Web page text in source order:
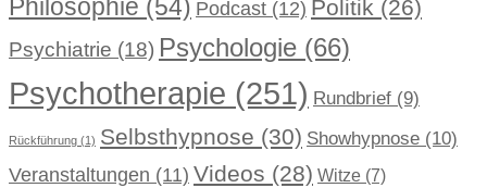
Philosophie (54) Podcast (12) Politik (26)
Psychiatrie (18) Psychologie (66)
Psychotherapie (251) Rundbrief (9)
Rückführung (1) Selbsthypnose (30) Showhypnose (10)
Veranstaltungen (11) Videos (28) Witze (7)